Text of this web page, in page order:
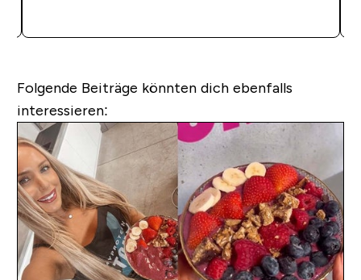
Folgende Beiträge könnten dich ebenfalls
interessieren: